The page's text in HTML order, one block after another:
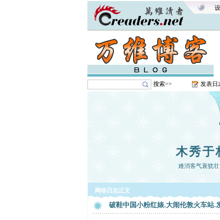
搜索>> 发表日
木秀于
难消客气衰犹
网络日志正文
破鞋中国小粉红婊.大闹伦敦火车站.